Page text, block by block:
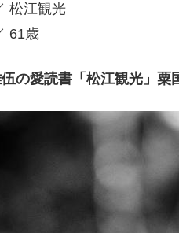
松江観光
61歳
の愛読書「松江観光」粟